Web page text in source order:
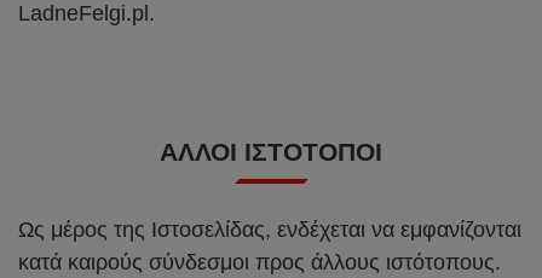
LadneFelgi.pl.
ΆΛΛΟΙ ΙΣΤΌΤΟΠΟΙ
Ως μέρος της Ιστοσελίδας, ενδέχεται να εμφανίζονται
κατά καιρούς σύνδεσμοι προς άλλους ιστότοπους.